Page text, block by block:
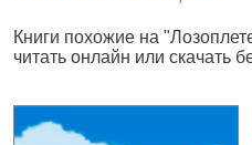
Книги похожие на
читать онлайн или скачать